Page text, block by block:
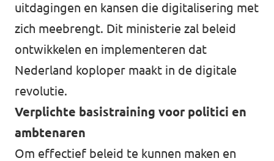
Werken bij Volt
Contact
Sprekersaanvraag
Volt There - Buitenlandstichting Volt
Charge - Wetenschappelijk Platform Volt
uitdagingen en kansen die digitalisering met
zich meebrengt. Dit ministerie zal beleid
ontwikkelen en implementeren dat
Nederland koploper maakt in de digitale
revolutie.
Verplichte basistraining voor politici en
ambtenaren
Om effectief beleid te kunnen maken en